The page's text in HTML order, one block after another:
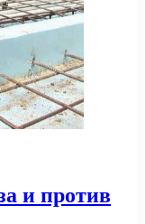
и против